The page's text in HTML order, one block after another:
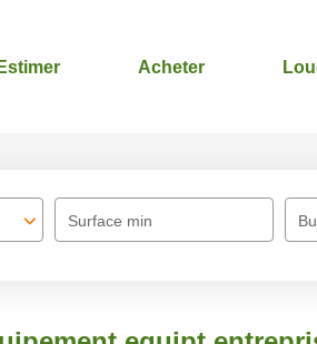
Estimer Acheter
Surface min